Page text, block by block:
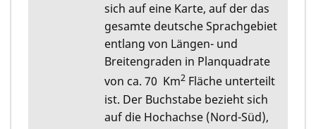
sich auf eine Karte, auf der das
gesamte deutsche Sprachgebiet
entlang von Längen- und
Breitengraden in Planquadrate
von ca. 70 Km2 Fläche unterteilt
ist. Der Buchstabe bezieht sich
auf die Hochachse (Nord-Süd),